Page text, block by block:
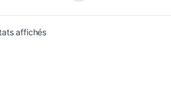
affichésTrié du plus récent au plus ancien